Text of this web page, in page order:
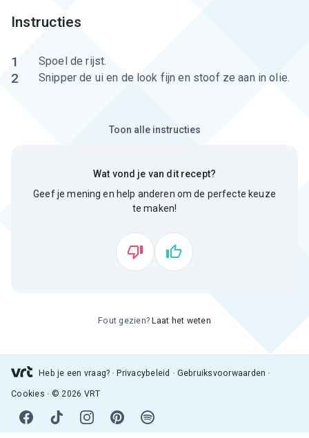
Instructies
1 Spoel de rijst.
2 Snipper de ui en de look fijn en stoof ze aan in olie.
Toon alle instructies
Wat vond je van dit recept?
Geef je mening en help anderen om de perfecte keuze
te maken!
Fout gezien? Laat het weten
Heb je een vraag? Privacybeleid Gebruiksvoorwaarden
Cookies © 2026 VRT